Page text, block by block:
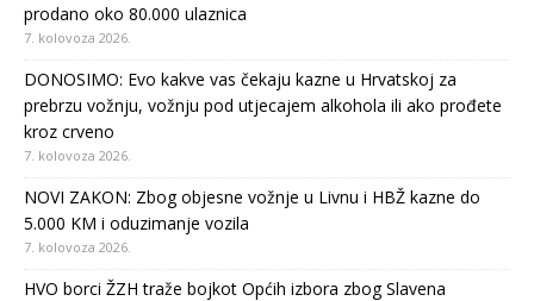
prodano oko 80.000 ulaznica
7. kolovoza 2026.
DONOSIMO: Evo kakve vas čekaju kazne u Hrvatskoj za
prebrzu vožnju, vožnju pod utjecajem alkohola ili ako prođete
kroz crveno
7. kolovoza 2026.
NOVI ZAKON: Zbog objesne vožnje u Livnu i HBŽ kazne do
5.000 KM i oduzimanje vozila
7. kolovoza 2026.
HVO borci ŽZH traže bojkot Općih izbora zbog Slavena